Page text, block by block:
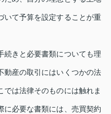
いて予算を設定することが重
続きと必要書類についても理
動産の取引にはいくつかの法
では法律そのものには触れま
に必要な書類には、売買契約